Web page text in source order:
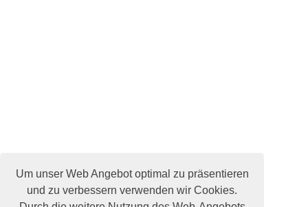
Um unser Web Angebot optimal zu präsentieren
und zu verbessern verwenden wir Cookies.